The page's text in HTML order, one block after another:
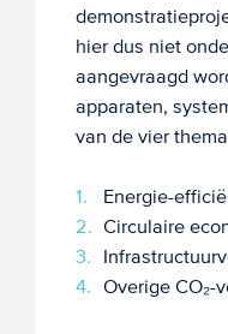
hier dus niet
aangevraagd
apparaten,
van de vier
Energie-
Circulaire
Overige CO₂-